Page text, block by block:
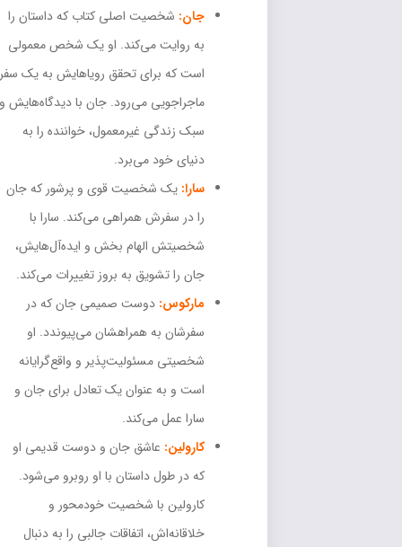
شخصیت اصلی کتاب که داستان را
به روایت می‌کند. او یک شخص معمولی
است که برای تحقق رویاهایش به یک سفر
ماجراجویی می‌رود. جان با دیدگاه‌هایش و
سبک زندگی غیرمعمول، خواننده را به
دنیای خود می‌برد.
یک شخصیت قوی و پرشور که جان
را در سفرش همراهی می‌کند. سارا با
شخصیتش الهام بخش و ایده‌آل‌هایش،
جان را تشویق به بروز تغییرات می‌کند.
مارکوس:دوست صمیمی جان که در
سفرشان به همراهشان می‌پیوندد. او
شخصیتی مسئولیت‌پذیر و واقع‌گرایانه
است و به عنوان یک تعادل برای جان و
سارا عمل می‌کند.
کارولین: عاشق جان و دوست قدیمی او
که در طول داستان با او روبرو می‌شود.
کارولین با شخصیت خودمحور و
خلاقانه‌اش، اتفاقات جالبی را به دنبال